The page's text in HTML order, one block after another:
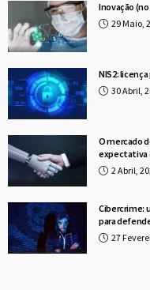
Inovação
29 Maio,
NIS2:
30 Abril,
O mercado
expectativa
2 Abril,
Cibercrime:
para
27